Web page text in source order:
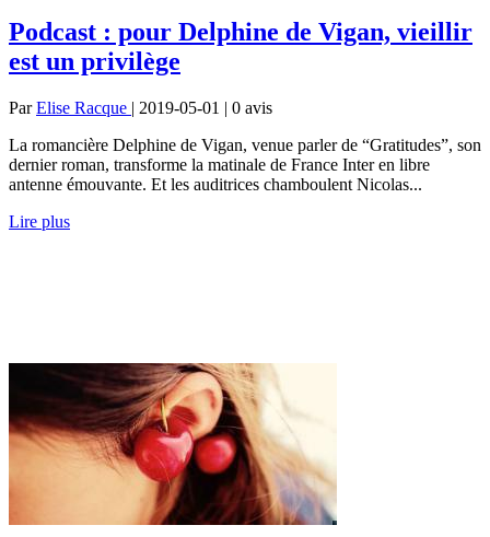
Podcast : pour Delphine de Vigan, vieillir
est un privilège
ParElise Racque | 2019-05-01 | 0 avis
La romancière Delphine de Vigan, venue parler de “Gratitudes”, son
dernier roman, transforme la matinale de France Inter en libre
antenne émouvante. Et les auditrices chamboulent Nicolas...
Lire plus